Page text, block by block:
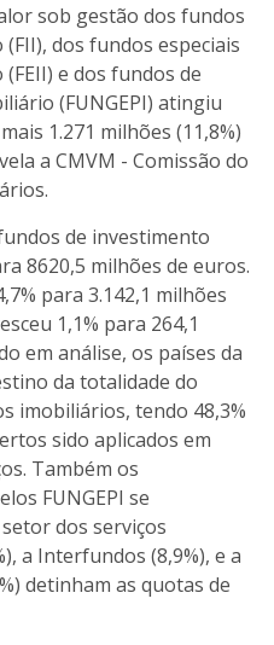
sob gestão dos fundos
dos fundos especiais
e dos fundos de
(FUNGEPI) atingiu
1.271 milhões (11,8%)
a CMVM - Comissão do
de investimento
8620,5 milhões de euros.
para 3.142,1 milhões
1,1% para 264,1
em análise, os países da
da totalidade do
imobiliários, tendo 48,3%
sido aplicados em
Também os
FUNGEPI se
dos serviços
a Interfundos (8,9%), e a
detinham as quotas de